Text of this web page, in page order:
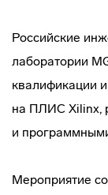
Российские
лаборатории
квалификации и
на ПЛИС Xilinx,
и
Мероприятие